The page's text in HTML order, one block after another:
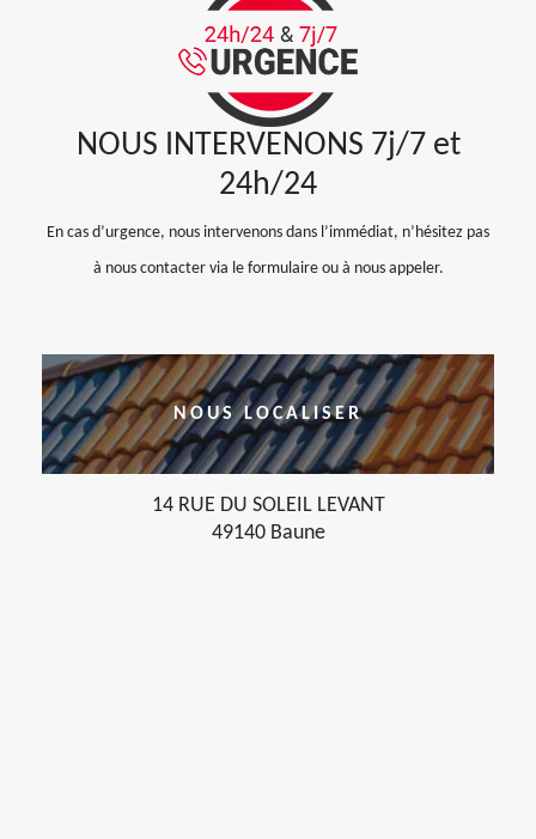
NOUS INTERVENONS 7j/7 et
24h/24
En cas d’urgence, nous intervenons dans l’immédiat, n’hésitez pas
à nous contacter via le formulaire ou à nous appeler.
NOUS LOCALISER
14 RUE DU SOLEIL LEVANT
49140 Baune